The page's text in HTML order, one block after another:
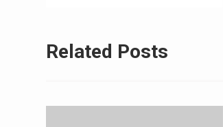
Related Posts